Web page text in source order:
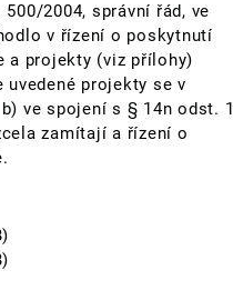
2004, správní řád, ve
v řízení o poskytnutí
a projekty (viz přílohy)
projekty se v
ve spojení s § 14n odst. 1
zamítají a řízení o